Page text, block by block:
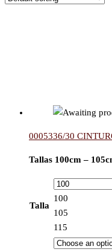
0005336/30
Tallas 100cm –
Talla
100
105
115